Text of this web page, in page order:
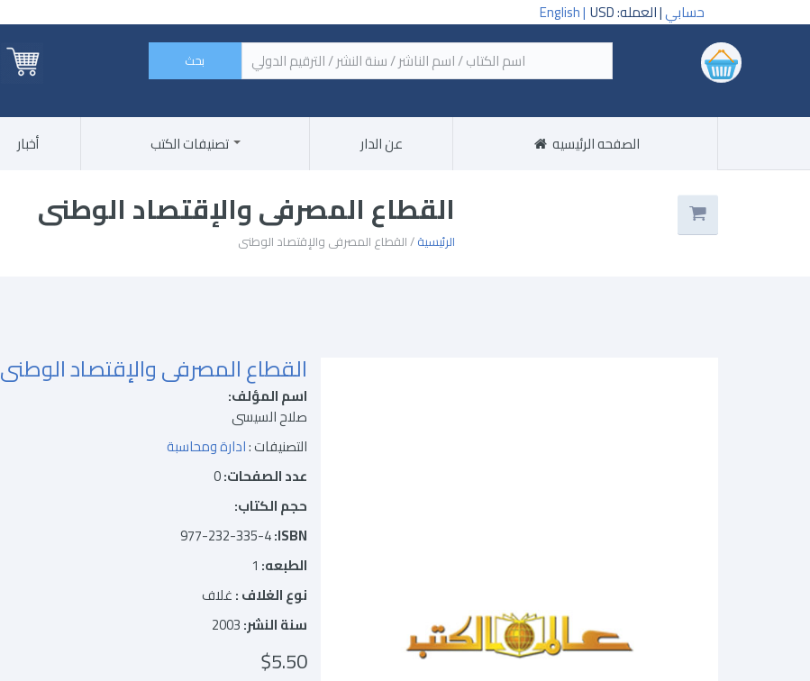
حسابي| العمله: USD
English |
‏اسم الكتاب / اسم الناشر / سنة النشر / الترقيم الدولي ‏
أخبار تصنيفات الكتب عن الدار الصفحه الرئيسيه
القطاع المصرفى والإقتصاد الوطنى
الرئيسية/ القطاع المصرفى والإقتصاد الوطنى
القطاع المصرفى والإقتصاد الوطنى
اسم المؤلف:
صلاح السيسى
التصنيفات :ادارة ومحاسبة
عدد الصفحات:0
حجم الكتاب:
ISBN:
977-232-335-4
الطبعه: 1
نوع الغلاف :غلاف
سنة النشر:2003
$5.50